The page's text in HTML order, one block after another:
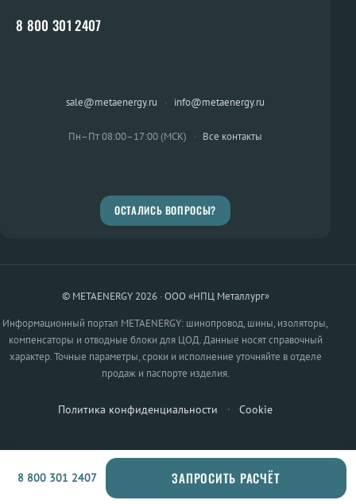
8 800 301 2407
sale@metaenergy.ru · info@metaenergy.ru
Пн–Пт 08:00–17:00 (МСК) · Все контакты
ОСТАЛИСЬ ВОПРОСЫ?
© METAENERGY 2026 · ООО «НПЦ Металлург»
Информационный портал METAENERGY: шинопровод, шины, изоляторы,
компенсаторы и отводные блоки для ЦОД. Данные носят справочный
характер. Точные параметры, сроки и исполнение уточняйте в отделе
продаж и паспорте изделия.
Политика конфиденциальности · Cookie
8 800 301 2407 ЗАПРОСИТЬ РАСЧЁТ